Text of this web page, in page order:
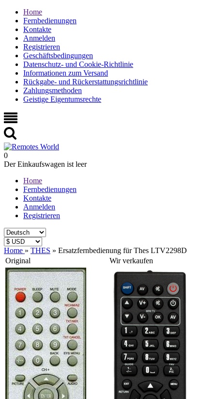
Home
Fernbedienungen
Kontakte
Anmelden
Registrieren
Geschäftsbedingungen
Datenschutz- und Cookie-Richtlinie
Informationen zum Versand
Rückgabe- und Rückerstattungsrichtlinie
Zahlungsmethoden
Geistige Eigentumsrechte
0
Der Einkaufswagen ist leer
Home
Fernbedienungen
Kontakte
Anmelden
Registrieren
Home » THES » Ersatzfernbedienung für Thes LTV2298D
Original
Wir verkaufen